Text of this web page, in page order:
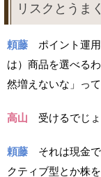
リスクとうま
頼藤 ポイント運用
は）商品を選べる
然増えないな」っ
高山 受けるでじょ
頼藤 それは現金で
クティブ型とか株